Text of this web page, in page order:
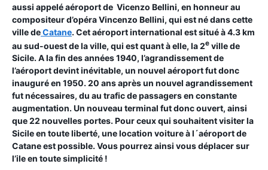
aussi appelé aéroport de Vicenzo Bellini, en honneur au
compositeur d’opéra Vincenzo Bellini, qui est né dans cette
ville deCatane. Cet aéroport international est situé à 4.3 km
au sud-ouest de la ville, qui est quant à elle, la 2e ville de
Sicile. A la fin des années 1940, l’agrandissement de
l’aéroport devint inévitable, un nouvel aéroport fut donc
inauguré en 1950. 20 ans après un nouvel agrandissement
fut nécessaires, du au trafic de passagers en constante
augmentation. Un nouveau terminal fut donc ouvert, ainsi
que 22 nouvelles portes. Pour ceux qui souhaitent visiter la
Sicile en toute liberté, une location voiture à l´aéroport de
Catane est possible. Vous pourrez ainsi vous déplacer sur
l’ile en toute simplicité !